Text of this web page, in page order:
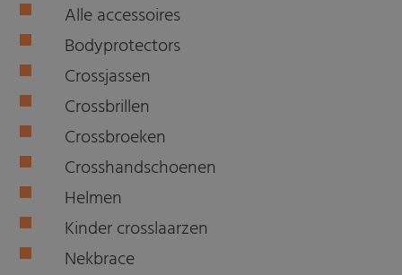
Alle accessoires
Bodyprotectors
Crossjassen
Crossbrillen
Crossbroeken
Crosshandschoenen
Helmen
Kinder crosslaarzen
Nekbrace